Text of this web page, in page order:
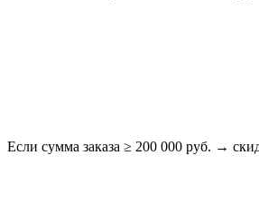
Если сумма заказа ≥ 200 000 руб. →